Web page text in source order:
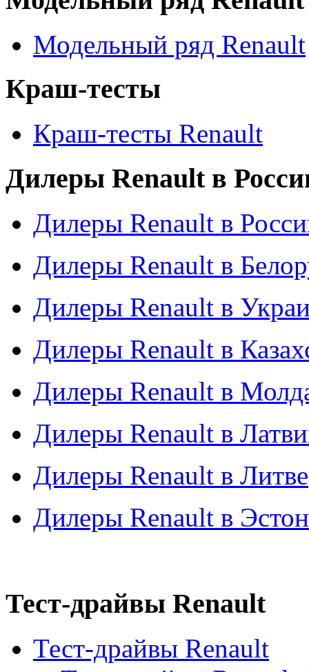
Модельный ряд Renault
Краш-тесты
Краш-тесты Renault
Дилеры Renault в
Дилеры Renault в
Дилеры Renault в
Дилеры Renault в
Дилеры Renault в
Дилеры Renault в
Дилеры Renault в
Дилеры Renault в Литве
Дилеры Renault в
Тест-драйвы Renault
Тест-драйвы Renault